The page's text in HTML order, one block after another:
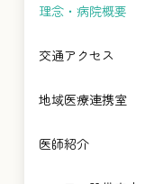
理念・病院概要
交通アクセス
地域医療連携室
医師紹介